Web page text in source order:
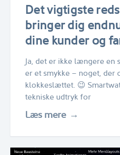
Det vigtigste
bringer dig
dine kunder og
Ja, det er ikke længere en
er et smykke – noget, der
klokkeslættet. 😉
tekniske udtryk for
Læs mere